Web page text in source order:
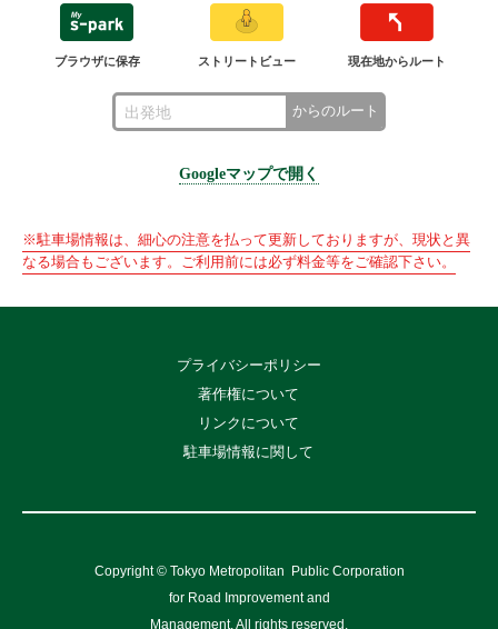
ブラウザに保存 ストリートビュー 現在地からルート
からのルート
Googleマップで開く
※駐車場情報は、細心の注意を払って更新しておりますが、現状と異
なる場合もございます。ご利用前には必ず料金等をご確認下さい。
プライバシーポリシー
著作権について
リンクについて
駐車場情報に関して
Copyright © Tokyo Metropolitan
Public Corporation
for Road Improvement and
Management, All rights reserved.